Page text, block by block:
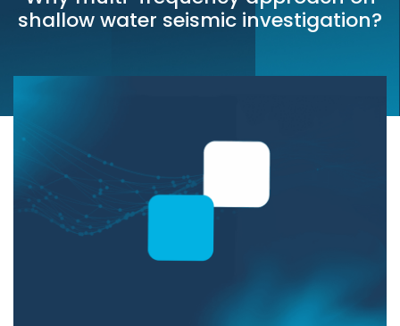
shallow water seismic investigation?